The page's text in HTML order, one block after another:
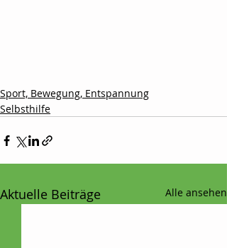
Sport, Bewegung, Entspannung
Selbsthilfe
Aktuelle Beiträge Alle ansehen